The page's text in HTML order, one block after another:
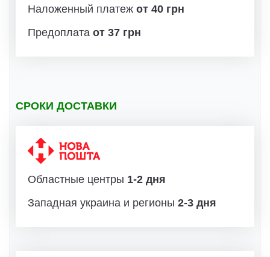
Наложенный платеж от 40 грн
Предоплата от 37 грн
СРОКИ ДОСТАВКИ
Областные центры 1-2 дня
Западная украина и регионы 2-3 дня